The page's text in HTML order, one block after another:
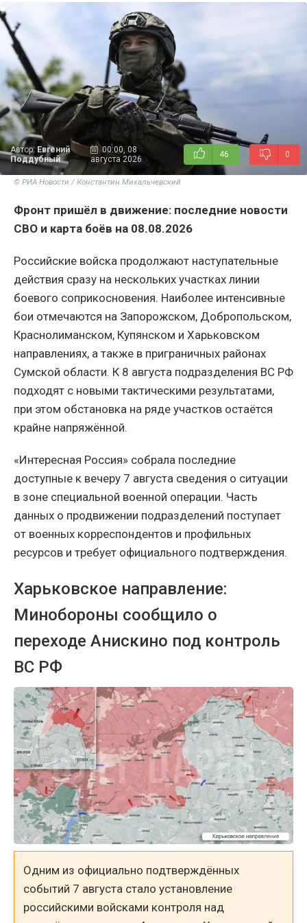
Автор: Евгений
Поддубный
00:00, 08
августа 2026
46 0
© РИА Новости / Константин Михальчевский
Фронт пришёл в движение: последние новости
СВО и карта боёв на 08.08.2026
Российские войска продолжают наступательные
действия сразу на нескольких участках линии
боевого соприкосновения. Наиболее интенсивные
бои отмечаются на Запорожском, Добропольском,
Краснолиманском, Купянском и Харьковском
направлениях, а также в приграничных районах
Сумской области. К 8 августа подразделения ВС РФ
подходят с новыми тактическими результатами,
при этом обстановка на ряде участков остаётся
крайне напряжённой.
«Интересная Россия» собрала последние
доступные к вечеру 7 августа сведения о ситуации
в зоне специальной военной операции. Часть
данных о продвижении подразделений поступает
от военных корреспондентов и профильных
ресурсов и требует официального подтверждения.
Харьковское направление:
Минобороны сообщило о
переходе Анискино под контроль
ВС РФ
Одним из официально подтверждённых
событий 7 августа стало установление
российскими войсками контроля над